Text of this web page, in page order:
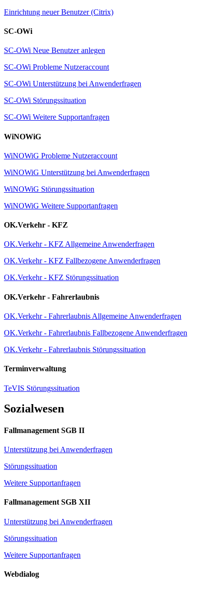
Einrichtung neuer Benutzer (Citrix)
SC-OWi
SC-OWi Neue Benutzer anlegen
SC-OWi Probleme Nutzeraccount
SC-OWi Unterstützung bei Anwenderfragen
SC-OWi Störungssituation
SC-OWi Weitere Supportanfragen
WiNOWiG
WiNOWiG Probleme Nutzeraccount
WiNOWiG Unterstützung bei Anwenderfragen
WiNOWiG Störungssituation
WiNOWiG Weitere Supportanfragen
OK.Verkehr - KFZ
OK.Verkehr - KFZ Allgemeine Anwenderfragen
OK.Verkehr - KFZ Fallbezogene Anwenderfragen
OK.Verkehr - KFZ Störungssituation
OK.Verkehr - Fahrerlaubnis
OK.Verkehr - Fahrerlaubnis Allgemeine Anwenderfragen
OK.Verkehr - Fahrerlaubnis Fallbezogene Anwenderfragen
OK.Verkehr - Fahrerlaubnis Störungssituation
Terminverwaltung
TeVIS Störungssituation
Sozialwesen
Fallmanagement SGB II
Unterstützung bei Anwenderfragen
Störungssituation
Weitere Supportanfragen
Fallmanagement SGB XII
Unterstützung bei Anwenderfragen
Störungssituation
Weitere Supportanfragen
Webdialog